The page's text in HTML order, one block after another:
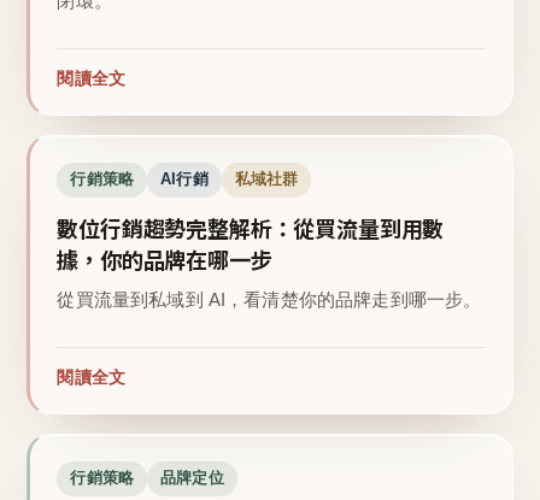
閱讀全文
行銷策略 AI行銷 私域社群
數位行銷趨勢完整解析：從買流量到用數
據，你的品牌在哪一步
從買流量到私域到 AI，看清楚你的品牌走到哪一步。
閱讀全文
行銷策略 品牌定位